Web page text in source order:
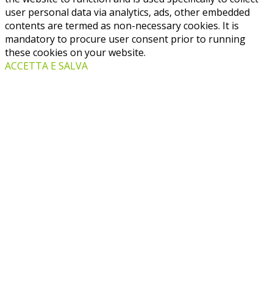
user personal data via analytics, ads, other embedded
contents are termed as non-necessary cookies. It is
mandatory to procure user consent prior to running
these cookies on your website.
ACCETTA E SALVA